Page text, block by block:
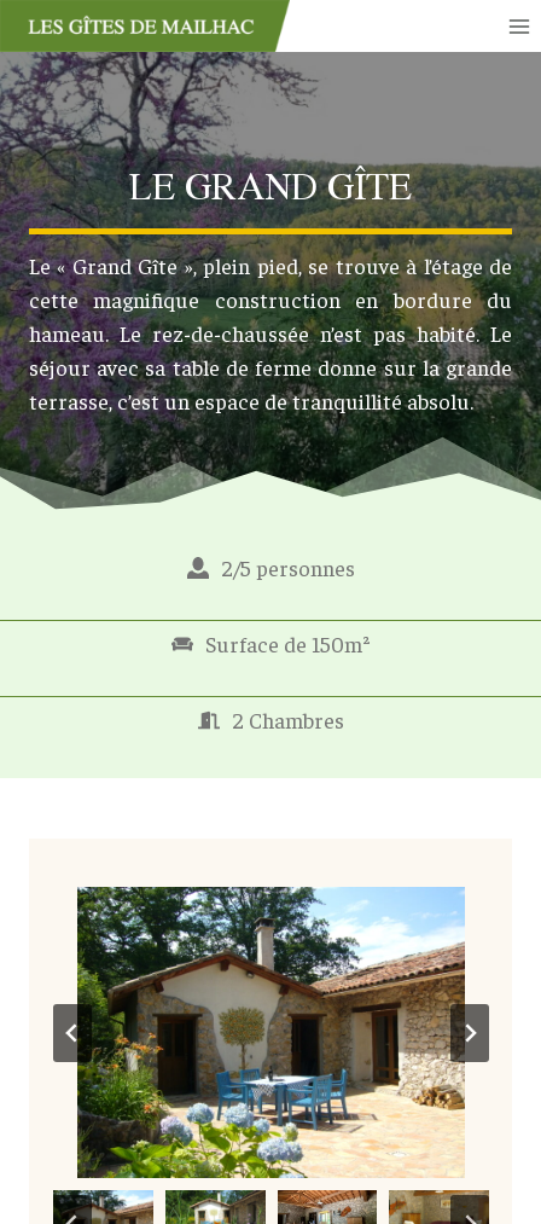
Aller
au
contenu
LE GRAND GÎTE
Le « Grand Gîte », plein pied, se trouve à l’étage de
cette magnifique construction en bordure du
hameau. Le rez-de-chaussée n’est pas habité. Le
séjour avec sa table de ferme donne sur la grande
terrasse, c’est un espace de tranquillité absolu.
2/5 personnes
Surface de 150m²
2 Chambres